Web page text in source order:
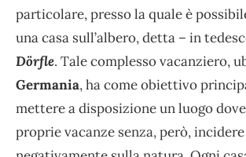
particolare, presso la quale è
una casa sull’albero, detta – in
Dörfle. Tale complesso vacanziero,
Germania, ha come obiettivo
mettere a disposizione un luogo
proprie vacanze senza, però, incidere